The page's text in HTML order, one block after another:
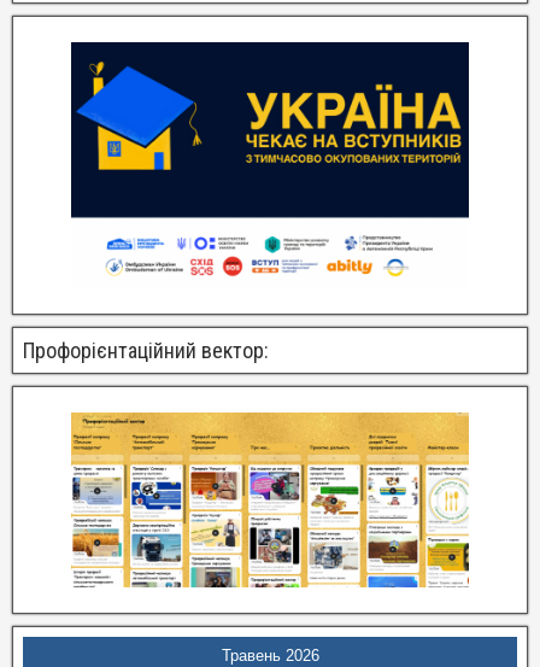
Профорієнтаційний вектор:
Травень 2026